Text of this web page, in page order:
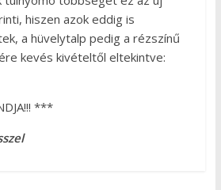
hiszen azok eddig is
a hüvelytalp pedig a rézszínű
kevés kivételtől eltekintve:
***